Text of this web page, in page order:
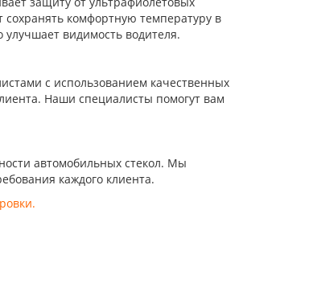
комфортную температуру в
видимость водителя.
с использованием качественных
Наши специалисты помогут вам
автомобильных стекол. Мы
каждого клиента.
.